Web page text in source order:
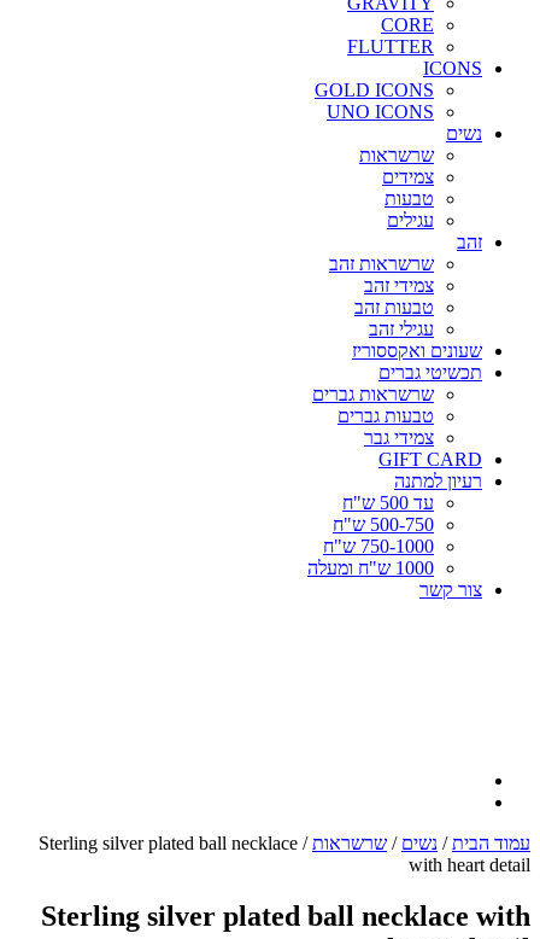
CORE
FLUTTER
ICONS
GOLD ICONS
UNO ICONS
נשים
שרשראות
צמידים
טבעות
עגילים
זהב
שרשראות זהב
צמידי זהב
טבעות זהב
עגילי זהב
שעונים ואקססוריז
תכשיטי גברים
שרשראות גברים
טבעות גברים
צמידי גבר
GIFT CARD
רעיון למתנה
עד 500 ש"ח
500-750 ש"ח
750-1000 ש"ח
1000 ש"ח ומעלה
צור קשר
עמוד הבית/ נשים / שרשראות
/ Sterling silver plated ball necklace
with heart detail
Sterling silver plated ball necklace with